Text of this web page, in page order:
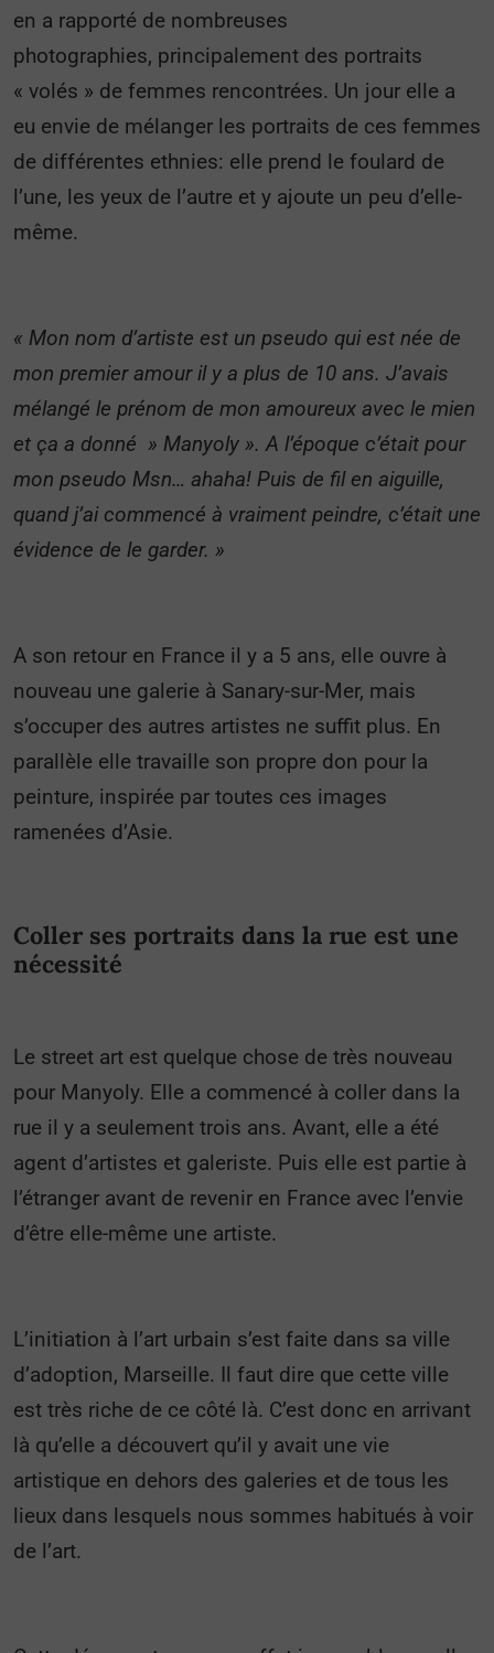
en a rapporté de nombreuses
photographies, principalement des portraits
« volés » de femmes rencontrées. Un jour elle a
eu envie de mélanger les portraits de ces femmes
de différentes ethnies: elle prend le foulard de
l’une, les yeux de l’autre et y ajoute un peu d’elle-
même.
« Mon nom d’artiste est un pseudo qui est née de
mon premier amour il y a plus de 10 ans. J’avais
mélangé le prénom de mon amoureux avec le mien
et ça a donné » Manyoly ». A l’époque c’était pour
mon pseudo Msn… ahaha! Puis de fil en aiguille,
quand j’ai commencé à vraiment peindre, c’était une
évidence de le garder. »
A son retour en France il y a 5 ans, elle ouvre à
nouveau une galerie à Sanary-sur-Mer, mais
s’occuper des autres artistes ne suffit plus. En
parallèle elle travaille son propre don pour la
peinture, inspirée par toutes ces images
ramenées d’Asie.
Coller ses portraits dans la rue est une
nécessité
Le street art est quelque chose de très nouveau
pour Manyoly. Elle a commencé à coller dans la
rue il y a seulement trois ans. Avant, elle a été
agent d’artistes et galeriste. Puis elle est partie à
l’étranger avant de revenir en France avec l’envie
d’être elle-même une artiste.
L’initiation à l’art urbain s’est faite dans sa ville
d’adoption, Marseille. Il faut dire que cette ville
est très riche de ce côté là. C’est donc en arrivant
là qu’elle a découvert qu’il y avait une vie
artistique en dehors des galeries et de tous les
lieux dans lesquels nous sommes habitués à voir
de l’art.